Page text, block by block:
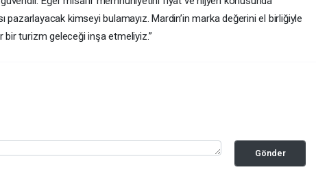
kimseyi bulamayız. Mardin’in marka değerini el birliğiyle
bir turizm geleceği inşa etmeliyiz.”
Gönder